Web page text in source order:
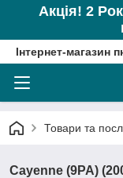
Акція! 2
Інтернет-магазин
Товари та
Cayenne (9PA)